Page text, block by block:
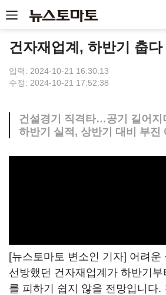
건자재업계, 하반기 춥다
입력: 2024-10-21 16:30:13
수정: 2024-10-21 17:52:38
건설경기 직격타…공기 길어지
하반기 실적, 상반기 대비 부진
[뉴스토마토 변소인 기자] 어려운
선방했던 건자재업계가 하반기
를 피하기 쉽지 않을 전망입니다.